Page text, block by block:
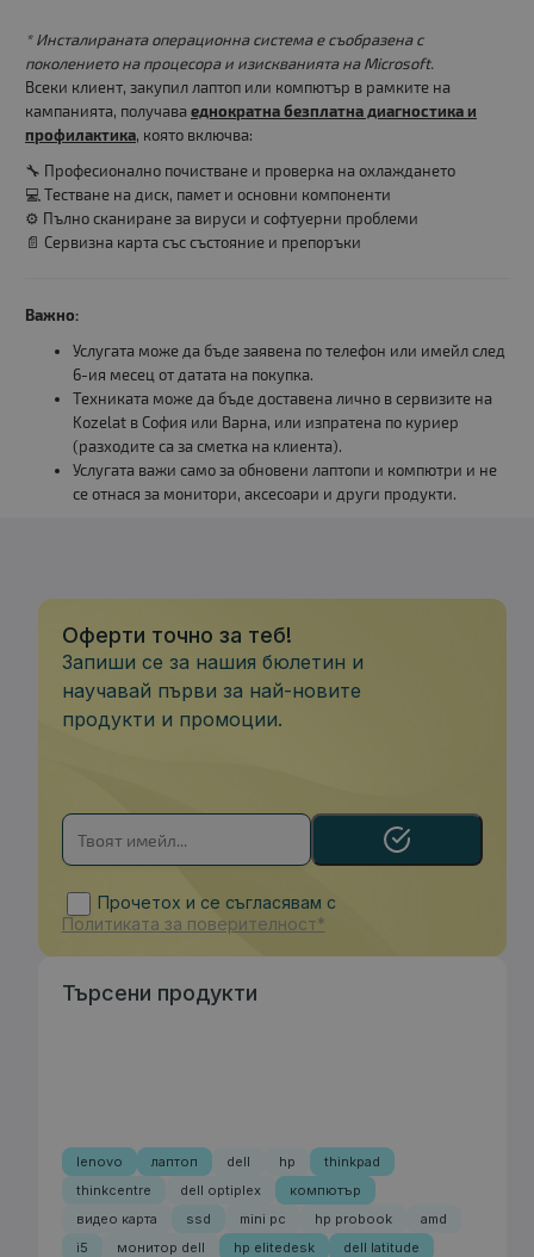
* Инсталираната операционна система е съобразена с
поколението на процесора и изискванията на Microsoft.
Всеки клиент, закупил лаптоп или компютър в рамките на
кампанията, получава еднократна безплатна диагностика и
профилактика, която включва:
🔧 Професионално почистване и проверка на охлаждането
💻 Тестване на диск, памет и основни компоненти
⚙️ Пълно сканиране за вируси и софтуерни проблеми
📄 Сервизна карта със състояние и препоръки
Важно:
Услугата може да бъде заявена по телефон или имейл след
6-ия месец от датата на покупка.
Техниката може да бъде доставена лично в сервизите на
Kozelat в София или Варна, или изпратена по куриер
(разходите са за сметка на клиента).
Услугата важи само за обновени лаптопи и компютри и не
се отнася за монитори, аксесоари и други продукти.
Оферти точно за теб!
Запиши се за нашия бюлетин и
научавай първи за най-новите
продукти и промоции.
Прочетох и се съгласявам с
Политиката за поверителност*
Търсени продукти
lenovo лаптоп dell hp
thinkpad
thinkcentre
dell optiplex
компютър
видео карта
ssd mini pc hp probook
amd
i5
монитор dell hp elitedesk
dell latitude